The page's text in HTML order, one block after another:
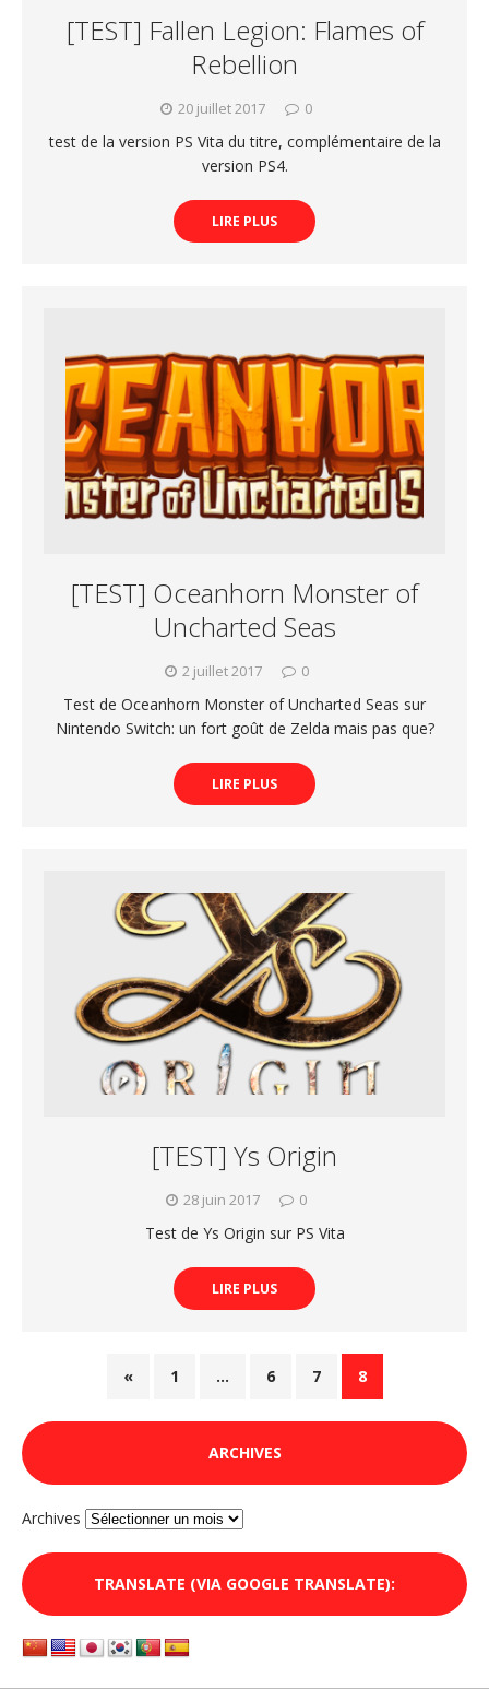
[TEST] Fallen Legion: Flames of
Rebellion
20 juillet 2017 0
test de la version PS Vita du titre, complémentaire de la
version PS4.
LIRE PLUS
[TEST] Oceanhorn Monster of
Uncharted Seas
2 juillet 2017 0
Test de Oceanhorn Monster of Uncharted Seas sur
Nintendo Switch: un fort goût de Zelda mais pas que?
LIRE PLUS
[TEST] Ys Origin
28 juin 2017 0
Test de Ys Origin sur PS Vita
LIRE PLUS
« 1 … 6 7 8
ARCHIVES
Archives
TRANSLATE (VIA GOOGLE TRANSLATE):